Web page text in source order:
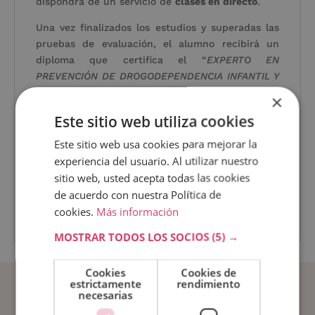
Una vez finalizados los estudios y superadas las
pruebas de evaluación, el alumno recibirá un
diploma que certifica el “EXPERTO EN
PREVENCIÓN DE DROGODEPENDENCIA INFANTIL Y
Los diplomas, además, llevan el sello de Notario
autenticidad del título a nivel nacional e
internacional.
Temario
Descarga aquí la ficha formativa.
SOLICITAR INFORMACIÓN
×
Este sitio web utiliza cookies
Este sitio web usa cookies para mejorar la
experiencia del usuario. Al utilizar nuestro
sitio web, usted acepta todas las cookies
de acuerdo con nuestra Política de
cookies. Más información
MOSTRAR TODOS LOS SOCIOS(5) →
Cookies
estrictamente
necesarias
Cookies de
rendimiento